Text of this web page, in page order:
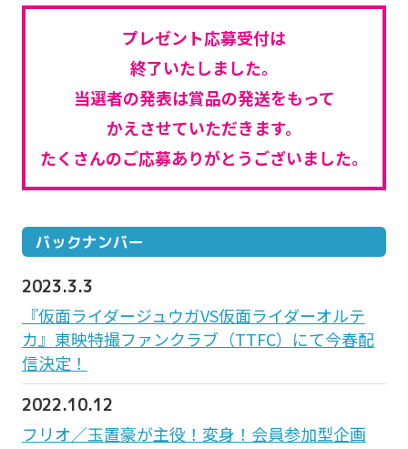
プレゼント応募受付は
終了いたしました。
当選者の発表は賞品の発送をもって
かえさせていただきます。
たくさんのご応募ありがとうございました。
バックナンバー
2023.3.3
『仮面ライダージュウガVS仮面ライダーオルテ
カ』東映特撮ファンクラブ（TTFC）にて今春配
信決定！
2022.10.12
フリオ／玉置豪が主役！変身！会員参加型企画